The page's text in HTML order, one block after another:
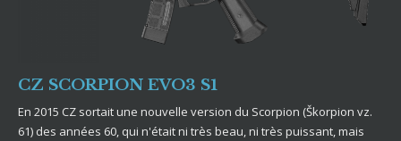
CZ SCORPION EVO3 S1
En 2015 CZ sortait une nouvelle version du Scorpion (Škorpion vz.
61) des années 60, qui n'était ni très beau, ni très puissant, mais